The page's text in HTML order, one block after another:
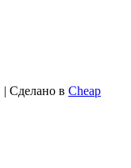
Сделано в Cheap